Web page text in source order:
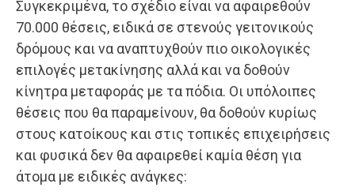
Συγκεκριμένα, το σχέδιο είναι να αφαιρεθούν
70.000 θέσεις, ειδικά σε στενούς γειτονικούς
δρόμους και να αναπτυχθούν πιο οικολογικές
επιλογές μετακίνησης αλλά και να δοθούν
κίνητρα μεταφοράς με τα πόδια. Οι υπόλοιπες
θέσεις που θα παραμείνουν, θα δοθούν κυρίως
στους κατοίκους και στις τοπικές επιχειρήσεις
και φυσικά δεν θα αφαιρεθεί καμία θέση για
άτομα με ειδικές ανάγκες: